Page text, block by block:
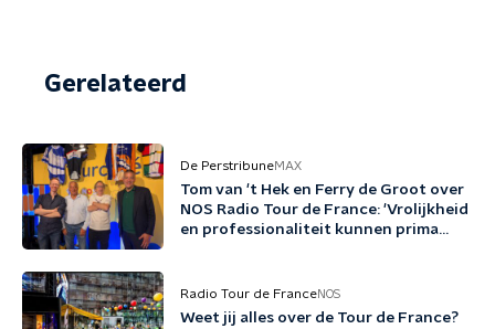
Gerelateerd
De PerstribuneMAX
Tom van 't Hek en Ferry de Groot over
NOS Radio Tour de France: 'Vrolijkheid
en professionaliteit kunnen prima
Radio Tour de FranceNOS
Weet jij alles over de Tour de France?